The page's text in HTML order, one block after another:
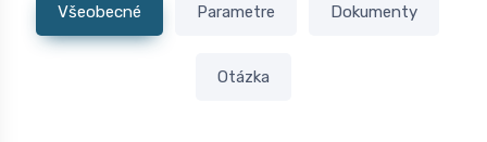
Všeobecné Parametre Dokumenty
Otázka